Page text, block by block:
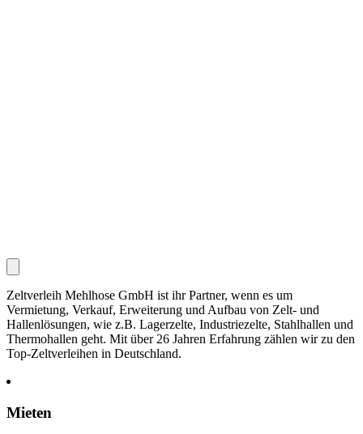
Zeltverleih Mehlhose GmbH ist ihr Partner, wenn es um
Vermietung, Verkauf, Erweiterung und Aufbau von Zelt- und
Hallenlösungen, wie z.B. Lagerzelte, Industriezelte, Stahlhallen und
Thermohallen geht. Mit über 26 Jahren Erfahrung zählen wir zu den
Top-Zeltverleihen in Deutschland.
Mieten